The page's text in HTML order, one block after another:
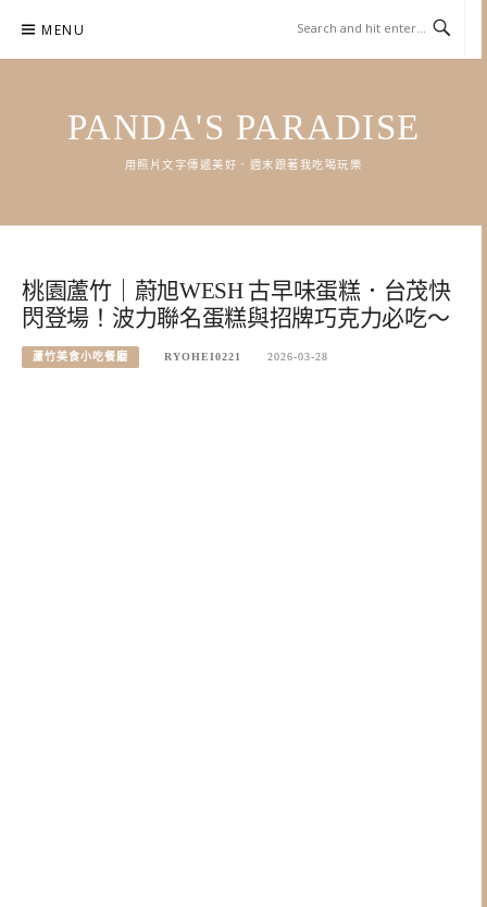
content
MENU
PANDA'S PARADISE
用照片文字傳遞美好．週末跟著我吃喝玩樂
桃園蘆竹｜蔚旭WESH 古早味蛋糕．台茂快
閃登場！波力聯名蛋糕與招牌巧克力必吃～
蘆竹美食小吃餐廳 RYOHEI0221 2026-03-28